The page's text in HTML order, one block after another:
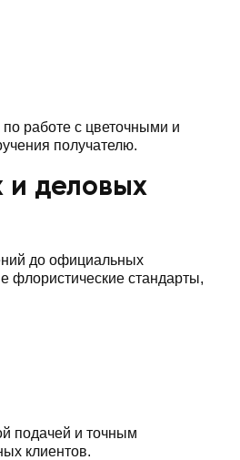
работе с цветочными и
получателю.
и деловых
до официальных
флористические стандарты,
подачей и точным
клиентов.